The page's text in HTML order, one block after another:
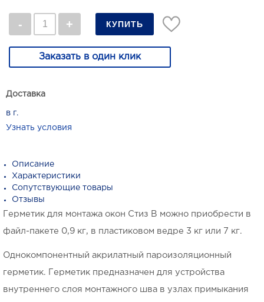
Заказать в один клик
Доставка
в г.
Узнать условия
Описание
Характеристики
Сопутствующие товары
Отзывы
Герметик для монтажа окон Стиз В можно приобрести в
файл-пакете 0,9 кг, в пластиковом ведре 3 кг или 7 кг.
Однокомпонентный акрилатный пароизоляционный
герметик. Герметик предназначен для устройства
внутреннего слоя монтажного шва в узлах примыкания